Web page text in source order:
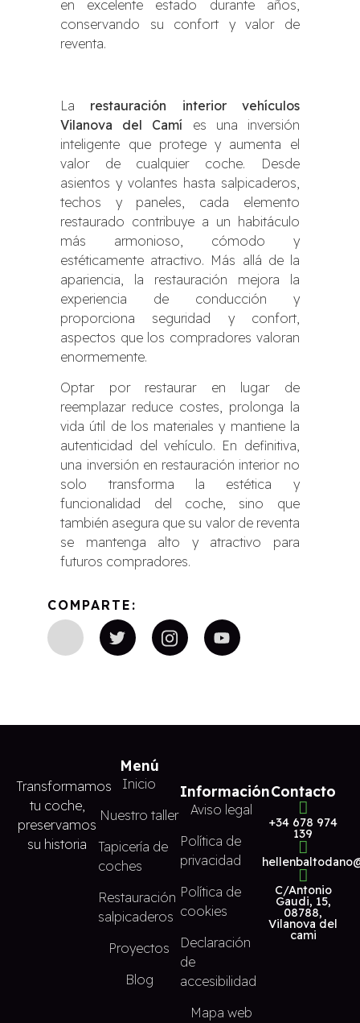
en excelente estado durante años,
conservando su confort y valor de
reventa.
La restauración interior vehículos
Vilanova del Camí es una inversión
inteligente que protege y aumenta el
valor de cualquier coche. Desde
asientos y volantes hasta salpicaderos,
techos y paneles, cada elemento
restaurado contribuye a un habitáculo
más armonioso, cómodo y
estéticamente atractivo. Más allá de la
apariencia, la restauración mejora la
experiencia de conducción y
proporciona seguridad y confort,
aspectos que los compradores valoran
enormemente.
Optar por restaurar en lugar de
reemplazar reduce costes, prolonga la
vida útil de los materiales y mantiene la
autenticidad del vehículo. En definitiva,
una inversión en restauración interior no
solo transforma la estética y
funcionalidad del coche, sino que
también asegura que su valor de reventa
se mantenga alto y atractivo para
futuros compradores.
COMPARTE:
Transformamos
tu coche,
preservamos
su historia
Menú
Inicio
Nuestro taller
Tapicería de
coches
Restauración
salpicaderos
Proyectos
Blog
Información
Aviso legal
Política de
privacidad
Política de
cookies
Declaración
de
accesibilidad
Mapa web
Contacto
+34 678 974
139
C/Antonio
Gaudi, 15,
08788,
Vilanova del
cami